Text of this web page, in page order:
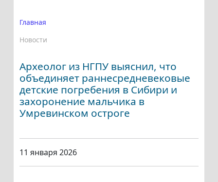
Главная
Новости
Археолог из НГПУ выяснил, что
объединяет раннесредневековые
детские погребения в Сибири и
захоронение мальчика в
Умревинском остроге
11 января 2026